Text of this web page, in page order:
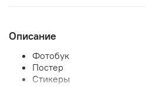
Описание
Фотобук
Постер
Стикеры